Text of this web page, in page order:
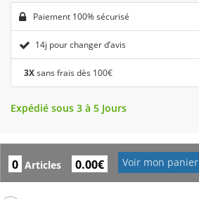
Paiement 100% sécurisé
14j pour changer d’avis
3Xsans frais dès 100€
Expédié sous 3 à 5 Jours
0 Articles 0.00€ Voir mon panier